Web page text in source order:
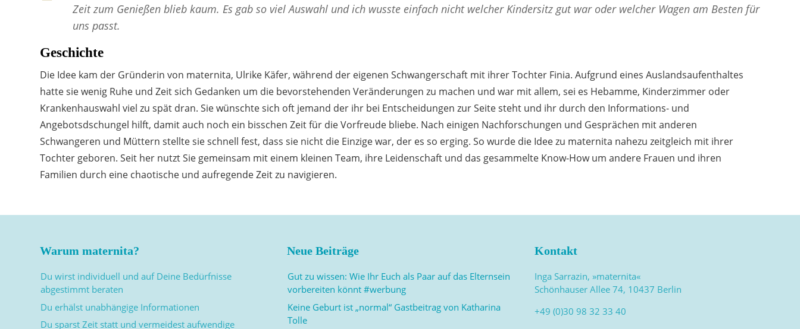
Zeit zum Genießen blieb kaum. Es gab so viel Auswahl und ich wusste einfach nicht welcher Kindersitz gut war oder welcher Wagen am Besten für
uns passt.
Geschichte
Die Idee kam der Gründerin von maternita, Ulrike Käfer, während der eigenen Schwangerschaft mit ihrer Tochter Finia. Aufgrund eines Auslandsaufenthaltes
hatte sie wenig Ruhe und Zeit sich Gedanken um die bevorstehenden Veränderungen zu machen und war mit allem, sei es Hebamme, Kinderzimmer oder
Krankenhauswahl viel zu spät dran. Sie wünschte sich oft jemand der ihr bei Entscheidungen zur Seite steht und ihr durch den Informations- und
Angebotsdschungel hilft, damit auch noch ein bisschen Zeit für die Vorfreude bliebe. Nach einigen Nachforschungen und Gesprächen mit anderen
Schwangeren und Müttern stellte sie schnell fest, dass sie nicht die Einzige war, der es so erging. So wurde die Idee zu maternita nahezu zeitgleich mit ihrer
Tochter geboren. Seit her nutzt Sie gemeinsam mit einem kleinen Team, ihre Leidenschaft und das gesammelte Know-How um andere Frauen und ihren
Familien durch eine chaotische und aufregende Zeit zu navigieren.
Warum maternita?
Du wirst individuell und auf Deine Bedürfnisse
abgestimmt beraten
Du erhälst unabhängige Informationen
Du sparst Zeit statt und vermeidest aufwendige
Neue Beiträge
Gut zu wissen: Wie Ihr Euch als Paar auf das Elternsein
vorbereiten könnt #werbung
Keine Geburt ist „normal“ Gastbeitrag von Katharina
Tolle
Kontakt
Inga Sarrazin, »maternita«
Schönhauser Allee 74, 10437 Berlin
+49 (0)30 98 32 33 40